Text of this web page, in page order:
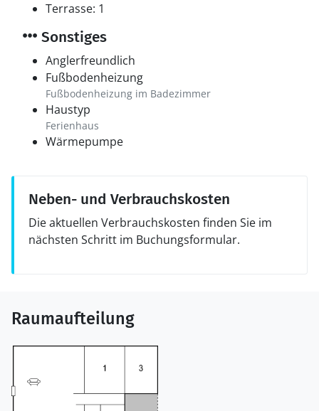
Terrasse: 1
Sonstiges
Anglerfreundlich
Fußbodenheizung
Fußbodenheizung im Badezimmer
Haustyp
Ferienhaus
Wärmepumpe
Neben- und Verbrauchskosten
Die aktuellen Verbrauchskosten finden Sie im
nächsten Schritt im Buchungsformular.
Raumaufteilung